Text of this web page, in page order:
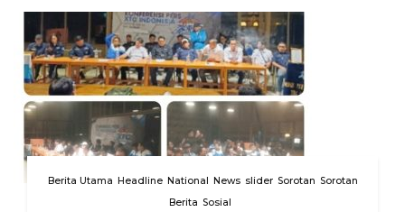
Berita Utama Headline National News slider Sorotan Sorotan
Berita Sosial